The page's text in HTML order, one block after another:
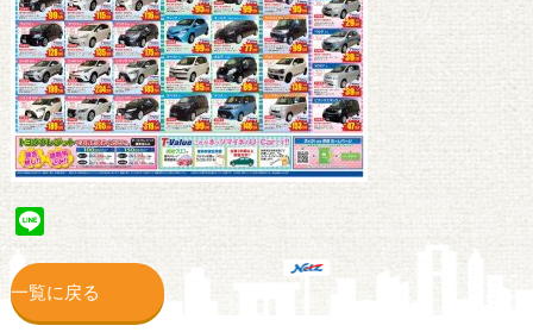
Line
一覧に戻る